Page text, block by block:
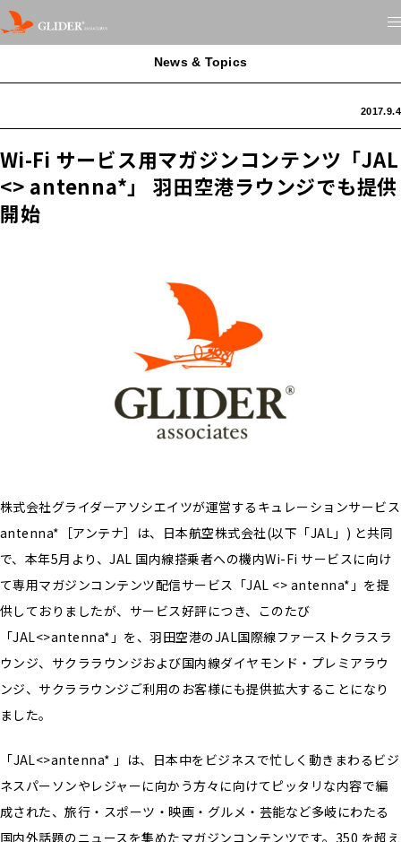
News & Topics
2017.9.4
Wi-Fi サービス用マガジンコンテンツ「JAL
<> antenna*」 羽田空港ラウンジでも提供
開始
株式会社グライダーアソシエイツが運営するキュレーションサービス
antenna*［アンテナ］は、日本航空株式会社(以下「JAL」) と共同
で、本年5月より、JAL 国内線搭乗者への機内Wi-Fi サービスに向け
て専用マガジンコンテンツ配信サービス「JAL <> antenna*」を提
供しておりましたが、サービス好評につき、このたび
「JAL<>antenna*」を、羽田空港のJAL国際線ファーストクラスラ
ウンジ、サクララウンジおよび国内線ダイヤモンド・プレミアラウ
ンジ、サクララウンジご利用のお客様にも提供拡大することになり
ました。
「JAL<>antenna* 」は、日本中をビジネスで忙しく動きまわるビジ
ネスパーソンやレジャーに向かう方々に向けてピッタリな内容で編
成された、旅行・スポーツ・映画・グルメ・芸能など多岐にわたる
国内外話題のニュースを集めたマガジンコンテンツです。350 を超え